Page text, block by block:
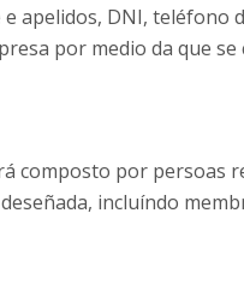
apelidos, DNI, teléfono
por medio da que
composto por persoas
incluíndo